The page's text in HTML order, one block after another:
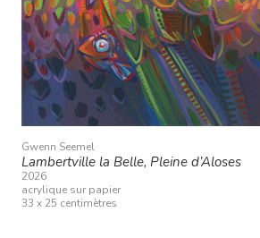
Gwenn Seemel
Lambertville la Belle, Pleine d’Aloses
2026
acrylique sur papier
33 x 25 centimètres